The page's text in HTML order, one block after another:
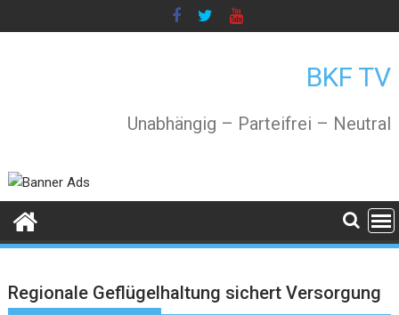
to
BKF TV
Unabhängig – Parteifrei – Neutral
Regionale Geflügelhaltung sichert Versorgung